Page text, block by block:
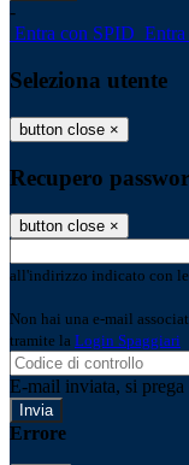
-
Entra con SPID
Seleziona utente
button close ×
Recupero
button close ×
all'indirizzo indicato con le
Non hai una e-mail
tramite la Login Spaggiari
E-mail inviata, si
Errore